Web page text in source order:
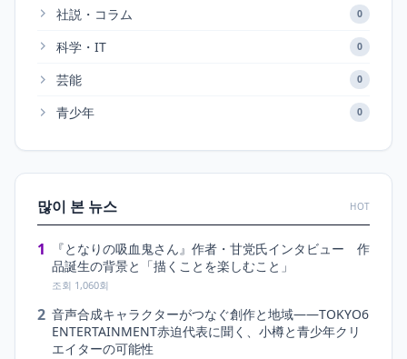
社説・コラム 0
科学・IT 0
芸能 0
青少年 0
많이 본 뉴스 HOT
1
『となりの吸血鬼さん』作者・甘党氏インタビュー 作
品誕生の背景と「描くことを楽しむこと」
조회 1,060회
2 音声合成キャラクターがつなぐ創作と地域――TOKYO6
ENTERTAINMENT赤迫代表に聞く、小樽と青少年クリ
エイターの可能性